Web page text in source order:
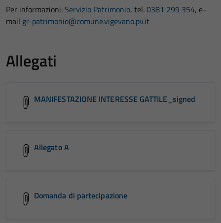
Per informazioni: Servizio Patrimonio, tel.0381 299 354, e-
mail gr-patrimonio@comune.vigevano.pv.it
Allegati
MANIFESTAZIONE INTERESSE GATTILE_signed
Allegato A
Domanda di partecipazione